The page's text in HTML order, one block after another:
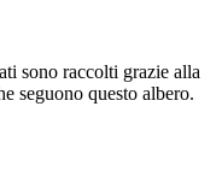
sono raccolti grazie alla
seguono questo albero.